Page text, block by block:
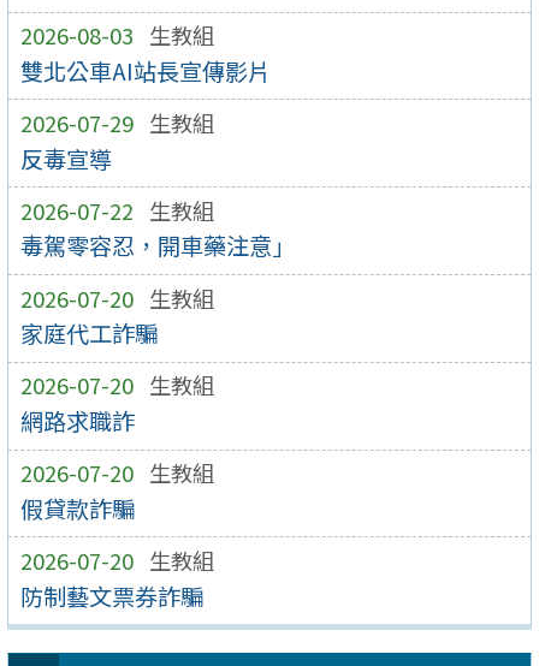
2026-08-03 生教組
雙北公車AI站長宣傳影片
2026-07-29 生教組
反毒宣導
2026-07-22 生教組
毒駕零容忍，開車藥注意」
2026-07-20 生教組
家庭代工詐騙
2026-07-20 生教組
網路求職詐
2026-07-20 生教組
假貸款詐騙
2026-07-20 生教組
防制藝文票券詐騙